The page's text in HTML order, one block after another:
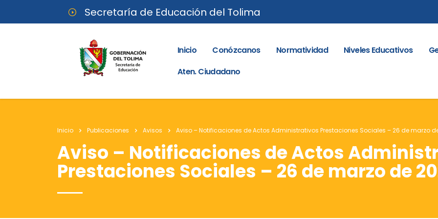
Secretaría de Educación del Tolima
Inicio Conózcanos Normatividad Niveles Educativos
Aten. Ciudadano
Inicio Publicaciones Avisos Aviso – Notificaciones de Actos Administrativos Prestaciones Sociales – 26 de marzo
Aviso – Notificaciones de Actos
Prestaciones Sociales – 26 de marzo de